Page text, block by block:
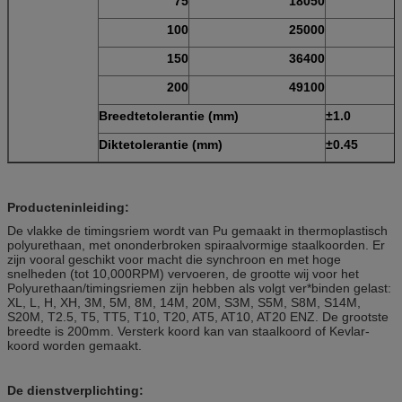
100
25000
150
36400
200
49100
Breedtetolerantie (mm)
±1.0
Diktetolerantie (mm)
±0.45
Producteninleiding:
De vlakke de timingsriem wordt van Pu gemaakt in thermoplastisch
polyurethaan, met ononderbroken spiraalvormige staalkoorden. Er
zijn vooral geschikt voor macht die synchroon en met hoge
snelheden (tot 10,000RPM) vervoeren, de grootte wij voor het
Polyurethaan/timingsriemen zijn hebben als volgt ver*binden gelast:
XL, L, H, XH, 3M, 5M, 8M, 14M, 20M, S3M, S5M, S8M, S14M,
S20M, T2.5, T5, TT5, T10, T20, AT5, AT10, AT20 ENZ. De grootste
breedte is 200mm. Versterk koord kan van staalkoord of Kevlar-
koord worden gemaakt.
De dienstverplichting: